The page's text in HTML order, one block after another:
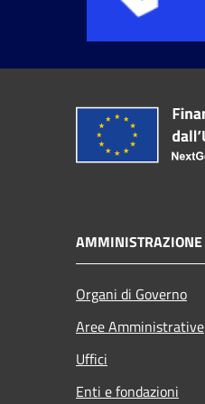
AMMINISTRAZIONE
Organi di Governo
Aree Amministrative
Uffici
Enti e fondazioni